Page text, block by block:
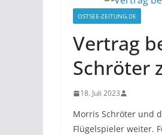
OSTSEE-ZEITUNG.DE
Vertrag
Schröter
18. Juli 2023
Morris Schröter und
Flügelspieler weiter.